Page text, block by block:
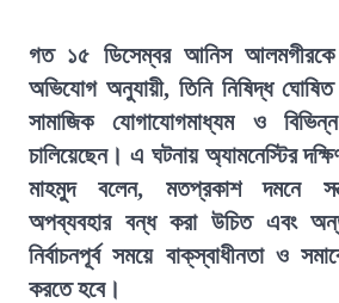
গত ১৫ ডিসেম্বর আনিস আলমগীরকে
অভিযোগ অনুযায়ী, তিনি নিষিদ্ধ
সামাজিক যোগাযোগমাধ্যম ও বিভিন্ন
চালিয়েছেন। এ ঘটনায় অ্যামনেস্টির
মাহমুদ বলেন, মতপ্রকাশ দমনে
অপব্যবহার বন্ধ করা উচিত এবং
নির্বাচনপূর্ব সময়ে বাক্‌স্বাধীনতা ও
করতে হবে।